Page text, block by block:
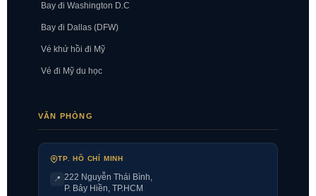
Bay đi Washington D.C
Bay đi Dallas (DFW)
Vé khứ hồi đi Mỹ
Vé đi Mỹ du học
VĂN PHÒNG
TP. HỒ CHÍ MINH
📍 222 Nguyễn Thái Bình,
P. Bảy Hiền, TP.HCM